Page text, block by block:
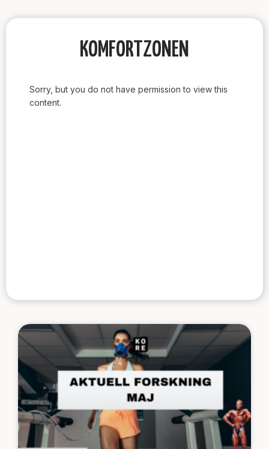
KOMFORTZONEN
Sorry, but you do not have permission to view this
content.